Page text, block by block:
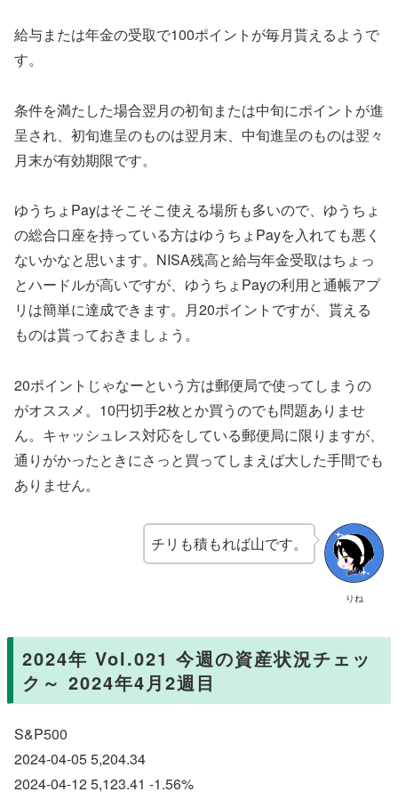
給与または年金の受取で100ポイントが毎月貰えるようで
す。
条件を満たした場合翌月の初旬または中旬にポイントが進
呈され、初旬進呈のものは翌月末、中旬進呈のものは翌々
月末が有効期限です。
ゆうちょPayはそこそこ使える場所も多いので、ゆうちょ
の総合口座を持っている方はゆうちょPayを入れても悪く
ないかなと思います。NISA残高と給与年金受取はちょっ
とハードルが高いですが、ゆうちょPayの利用と通帳アプ
リは簡単に達成できます。月20ポイントですが、貰える
ものは貰っておきましょう。
20ポイントじゃなーという方は郵便局で使ってしまうの
がオススメ。10円切手2枚とか買うのでも問題ありませ
ん。キャッシュレス対応をしている郵便局に限りますが、
通りがかったときにさっと買ってしまえば大した手間でも
ありません。
りね
チリも積もれば山です。
2024年 Vol.021 今週の資産状況チェッ
ク～ 2024年4月2週目
S&P500
2024-04-05 5,204.34
2024-04-12 5,123.41 -1.56%